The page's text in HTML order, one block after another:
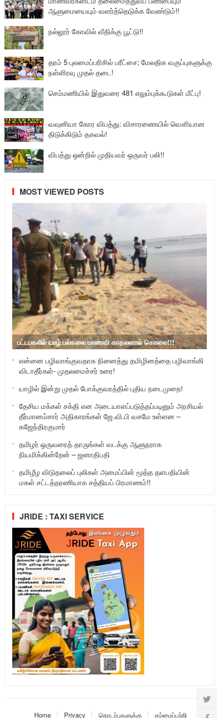
ஆளுமையையும் வளர்த்தெடுக்க வேண்டும்!!
நல்லூர் கோவில் வீதிக்கு பூட்டு!!
தரம் 5 புலமைப்பரிசில் பரீட்சை; மேலதிக வகுப்புகளுக்கு
நள்ளிரவு முதல் தடை!
செம்மணியில் இதுவரை 481 எலும்புக்கூடுகள் மீட்பு!
வவுனியா கோர விபத்து: விசாரணையில் வௌியான
திடுக்கிடும் தகவல்!
விபத்து ஒன்றில் முதியவர் ஒருவர் பலி!!
MOST VIEWED POSTS
பட்டபகலில் யாழ்.பல்கலை மாணவி காதலனால் கொலை!!!
என்னை பழிவாங்குவதாக நினைத்து தமிழினத்தை பழிவாங்கி
விடாதீர்கள்- முதலமைச்சர் உரை!
யாழில் இன்று முதல் போக்குவரத்தில் புதிய நடைமுறை!
தேசிய மக்கள் சக்தி என அடையாளப்படுத்தப்படினும் அரசியல்
தீர்மானம்சார் அதிகாரங்கள் ஜே.வி.பி வசமே உள்ளன –
கஜேந்திரகுமார்
தமிழர் ஒருவரைத் தாருங்கள் வடக்கு ஆளுநராக
நியமிக்கின்றேன் – ஜனாதிபதி
தமிழீழ விடுதலைப் புலிகள் அமைப்பின் மூத்த தளபதியின்
மகள் சட்டத்தரணியாக சத்தியப் பிரமாணம்!!
JRIDE : TAXI SERVICE
Home Privacy தொடர்புகளுக்கு எம்மைப்பற்றி